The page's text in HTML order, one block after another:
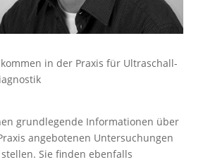
in der Praxis für Ultraschall-
grundlegende Informationen über
angebotenen Untersuchungen
Sie finden ebenfalls